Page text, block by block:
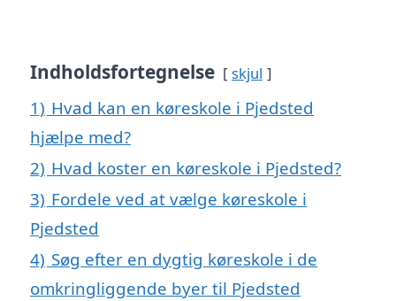
Indholdsfortegnelse skjul
1) Hvad kan en køreskole i Pjedsted
hjælpe med?
2) Hvad koster en køreskole i Pjedsted?
3) Fordele ved at vælge køreskole i
Pjedsted
4) Søg efter en dygtig køreskole i de
omkringliggende byer til Pjedsted